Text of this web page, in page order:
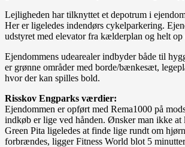
Lejligheden har tilknyttet et depotrum i
Her er ligeledes indendørs cykelparkering.
udstyret med elevator fra kælderplan og helt op
Ejendommens udearealer indbyder både til
er grønne områder med borde/bænkesæt,
hvor der kan spilles bold.
Risskov Engparks værdier:
Ejendommen er opført med Rema1000 på
indkøb er lige ved hånden. Ønsker man ikke at
Green Pita ligeledes at finde lige rundt om
forbrændes, ligger Fitness World blot 5